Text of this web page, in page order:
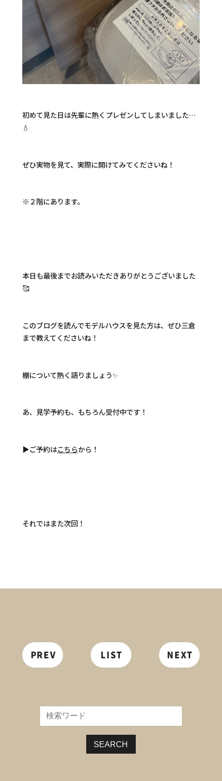
初めて見た日は先輩に熱くプレゼンしてしまいました…
💧
ぜひ実物を見て、実際に開けてみてくださいね！
※２階にあります。
本日も最後までお読みいただきありがとうございました
🥰
このブログを読んでモデルハウスを見た方は、ぜひ三倉
まで教えてくださいね！
棚について熱く語りましょう✨
あ、見学予約も、もちろん受付中です！
▶ご予約はこちらから！
それではまた次回！
SEARCH
PREV LIST NEXT